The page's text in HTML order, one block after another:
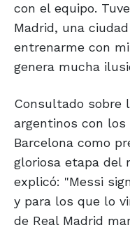
con el equipo.
Madrid, una
entrenarme con
genera mucha
Consultado sobre
argentinos con los
Barcelona como
gloriosa etapa del
explicó: "Messi
y para los que lo
de Real Madrid